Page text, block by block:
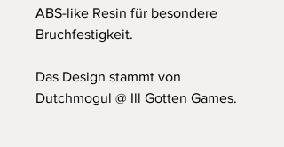
ABS-like Resin für besondere
Bruchfestigkeit.
Das Design stammt von
Dutchmogul @ Ill Gotten Games.